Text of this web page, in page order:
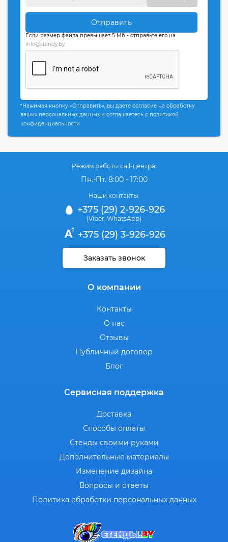
Отправить
Если размер файла превышает 5 Мб - отправьте его на
info@stendy.by
*Нажимая кнопку «Отправить», вы даете согласие на обработку
ваших персональных данных и соглашаетесь с политикой
конфиденциальности
Режим работы call-центра:
Пн.-Пт. 8:00 - 17:00
Наши контакты:
+375 (29) 2-926-926
(Viber WhatsApp)
+375 (29) 3-926-926
Заказать звонок
О компании
Контакты
О нас
Отзывы
Публичный договор
Блог
Сервисная поддержка
Доставка
Способы оплаты
Стенды своими руками
Дополнительные материалы
Изменение дизайна
Вопросы и ответы
Политика обработки персональных данных